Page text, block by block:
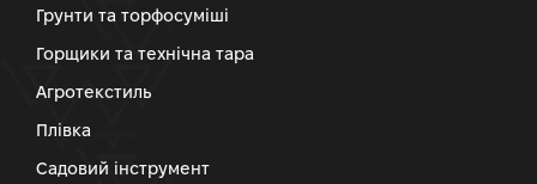
Грунти та торфосуміші
Горщики та технічна тара
Агротекстиль
Плівка
Садовий інструмент